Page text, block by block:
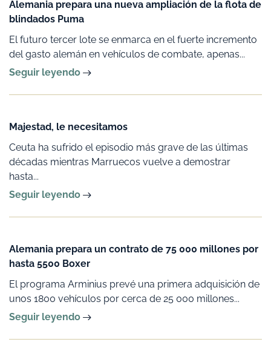
Alemania prepara una nueva ampliación de la flota de
blindados Puma
El futuro tercer lote se enmarca en el fuerte incremento
del gasto alemán en vehículos de combate, apenas...
Seguir leyendo
Majestad, le necesitamos
Ceuta ha sufrido el episodio más grave de las últimas
décadas mientras Marruecos vuelve a demostrar
hasta...
Seguir leyendo
Alemania prepara un contrato de 75 000 millones por
hasta 5500 Boxer
El programa Arminius prevé una primera adquisición de
unos 1800 vehículos por cerca de 25 000 millones...
Seguir leyendo